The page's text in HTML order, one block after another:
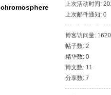
chromosphere
上次活动时间:
上次邮件通知: 0
博客访问量:
帖子数: 2
精华数: 0
博文数: 11
分享数: 7